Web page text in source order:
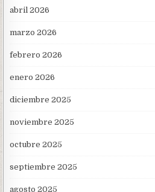
abril 2026
marzo 2026
febrero 2026
enero 2026
diciembre 2025
noviembre 2025
octubre 2025
septiembre 2025
agosto 2025